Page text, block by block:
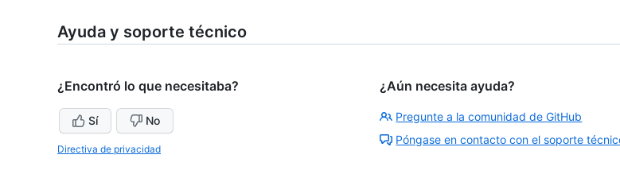
Ayuda y soporte técnico
¿Encontró lo que necesitaba?
Sí No
Directiva de privacidad
¿Aún necesita ayuda?
Pregunte a la comunidad de GitHub
Póngase en contacto con el soporte